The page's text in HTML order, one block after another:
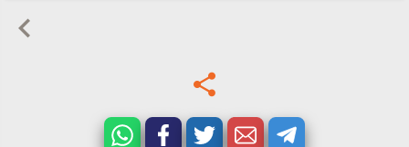
keyboard_arrow_left
share